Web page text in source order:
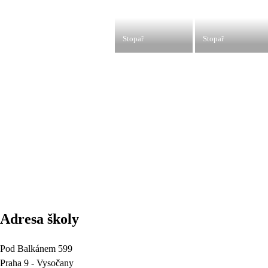
Stopař Stopař
Adresa školy
Pod Balkánem 599
Praha 9 - Vysočany